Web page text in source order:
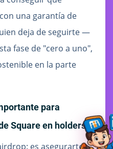
una garantía de
deja de seguirte —
fase de "cero a uno",
en la parte
para
Square en holders?
es asegurarte